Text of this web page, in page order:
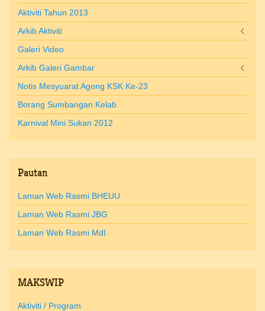
Aktiviti Tahun 2013
Arkib Aktiviti
Galeri Video
Arkib Galeri Gambar
Notis Mesyuarat Agong KSK Ke-23
Borang Sumbangan Kelab
Karnival Mini Sukan 2012
Pautan
Laman Web Rasmi BHEUU
Laman Web Rasmi JBG
Laman Web Rasmi MdI
MAKSWIP
Aktiviti / Program